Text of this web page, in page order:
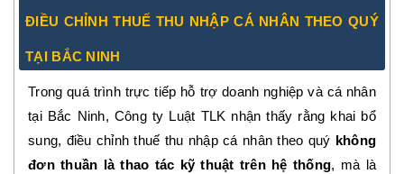
ĐIỀU CHỈNH THUẾ THU NHẬP CÁ NHÂN THEO QUÝ
TẠI BẮC NINH
Trong quá trình trực tiếp hỗ trợ doanh nghiệp và cá nhân
tại Bắc Ninh, Công ty Luật TLK nhận thấy rằng khai bổ
sung, điều chỉnh thuế thu nhập cá nhân theo quý không
đơn thuần là thao tác kỹ thuật trên hệ thống, mà là